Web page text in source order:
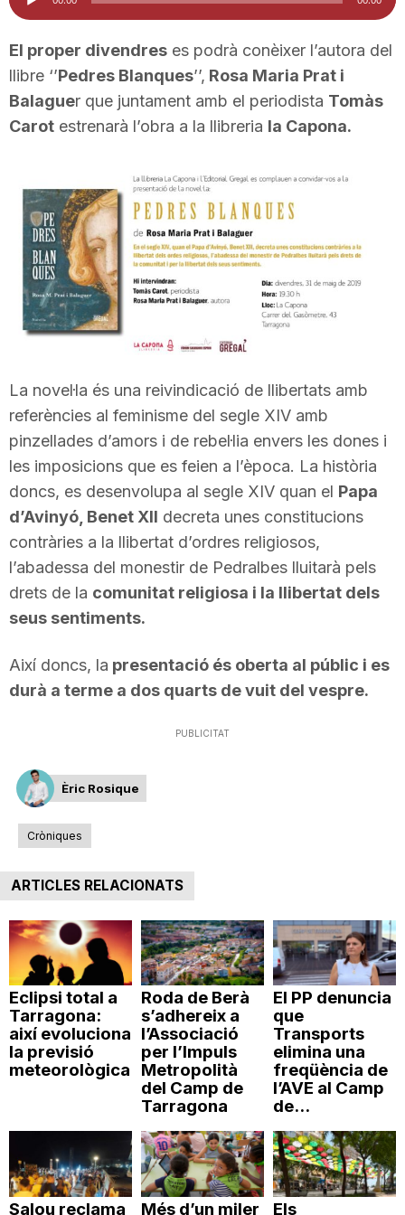
i
u
t
a
t
d
T
r
r
a
o
n
a
d'àudio
El proper divendres es podrà conèixer l’autora del
llibre ‘’Pedres Blanques’’, Rosa Maria Prat i
Balaguer que juntament amb el periodista Tomàs
Carot estrenarà l’obra a la llibreria la Capona.
La novel·la és una reivindicació de llibertats amb
referències al feminisme del segle XIV amb
pinzellades d’amors i de rebel·lia envers les dones i
les imposicions que es feien a l’època. La història
doncs, es desenvolupa al segle XIV quan el Papa
d’Avinyó, Benet XII decreta unes constitucions
contràries a la llibertat d’ordres religiosos,
l’abadessa del monestir de Pedralbes lluitarà pels
drets de la comunitat religiosa i la llibertat dels
seus sentiments.
Així doncs, la presentació és oberta al públic i es
durà a terme a dos quarts de vuit del vespre.
PUBLICITAT
Èric Rosique
Cròniques
ARTICLES RELACIONATS
Eclipsi total a
Tarragona:
així evoluciona
la previsió
meteorològica
Roda de Berà
s’adhereix a
l’Associació
per l’Impuls
Metropolità
del Camp de
Tarragona
El PP denuncia
que
Transports
elimina una
freqüència de
l’AVE al Camp
de...
Salou reclama Més d’un miler Els